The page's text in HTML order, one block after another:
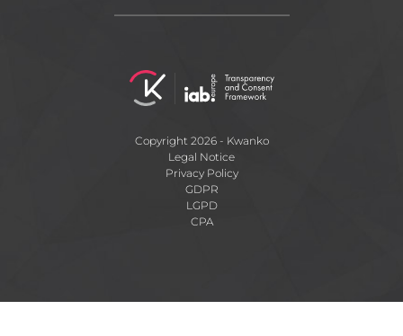
Copyright 2026 - Kwanko
Legal Notice
Privacy Policy
GDPR
LGPD
CPA